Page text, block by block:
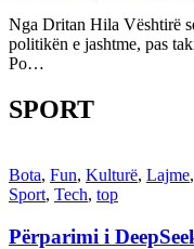
Nga Dritan Hila Vështirë
politikën e jashtme, pas
Po…
SPORT
Bota, Fun, Kulturë, Lajme,
Sport, Tech, top
Përparimi i